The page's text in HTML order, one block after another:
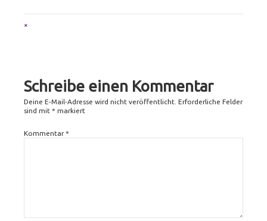
Full
×
Schreibe einen Kommentar
Deine E-Mail-Adresse wird nicht veröffentlicht. Erforderliche Felder
sind mit * markiert
Kommentar*